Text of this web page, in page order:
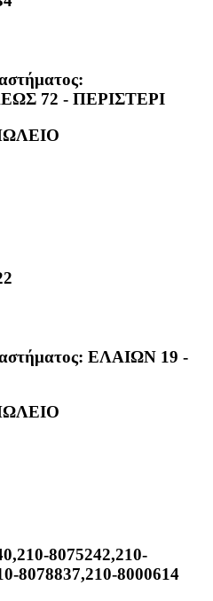
72 - ΠΕΡΙΣΤΕΡΙ
ΕΛΑΙΩΝ 19 -
8075242,210-
8078837,210-8000614